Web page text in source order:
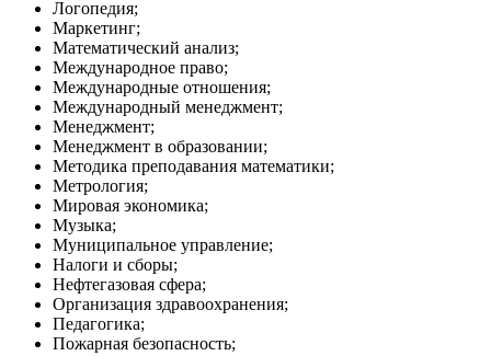
Логопедия;
Маркетинг;
Математический анализ;
Международное право;
Международные отношения;
Международный менеджмент;
Менеджмент;
Менеджмент в образовании;
Методика преподавания математики;
Метрология;
Мировая экономика;
Музыка;
Муниципальное управление;
Налоги и сборы;
Нефтегазовая сфера;
Организация здравоохранения;
Педагогика;
Пожарная безопасность;